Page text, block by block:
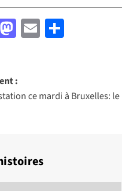
Mastodon
Email
:
ce mardi à Bruxelles: